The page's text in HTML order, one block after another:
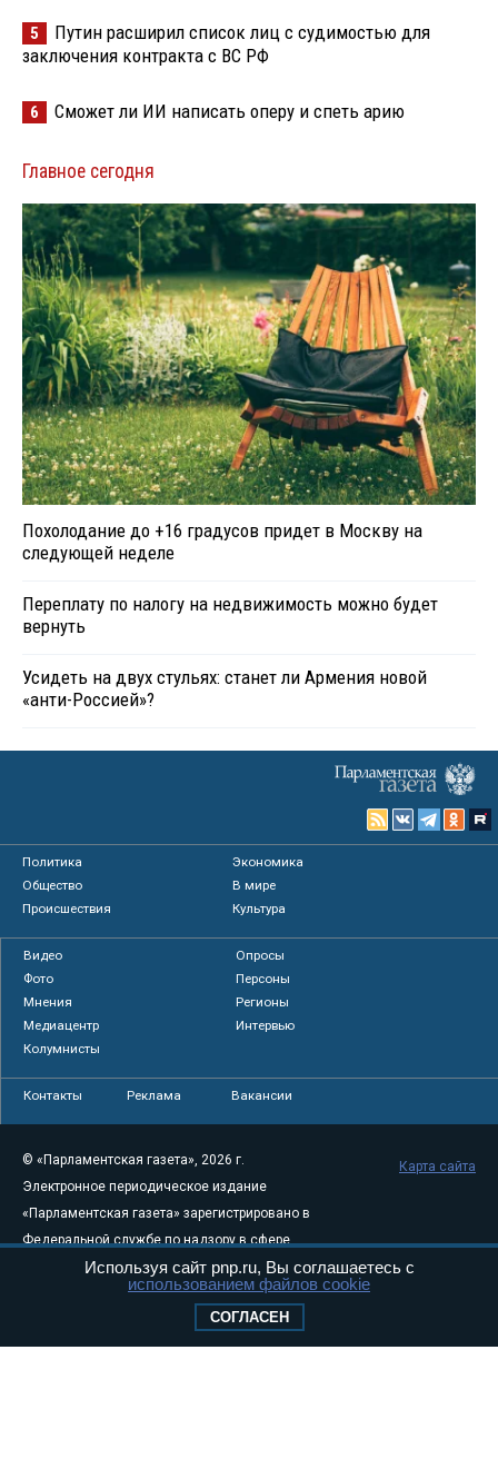
5
Путин расширил список лиц с судимостью для
заключения контракта с ВС РФ
6 Сможет ли ИИ написать оперу и спеть арию
Главное сегодня
Похолодание до +16 градусов придет в Москву на
следующей неделе
Переплату по налогу на недвижимость можно будет
вернуть
Усидеть на двух стульях: станет ли Армения новой
«анти-Россией»?
Политика
Экономика
Общество
В мире
Происшествия
Культура
Видео
Опросы
Фото
Персоны
Мнения
Регионы
Медиацентр
Интервью
Колумнисты
Контакты Реклама Вакансии
© «Парламентская газета», 2026 г.
Электронное периодическое издание
«Парламентская газета» зарегистрировано в
Федеральной службе по надзору в сфере
связи, информационных технологий и
массовых коммуникаций (Роскомнадзор) 05
Свидетельство о регистрации Эл № ФС77-
Карта сайта
Используя сайт pnp.ru, Вы соглашаетесь с
использованием файлов cookie
СОГЛАСЕН